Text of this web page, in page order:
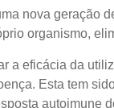
nova geração
organismo,
a eficácia da
Esta tem
autoimune